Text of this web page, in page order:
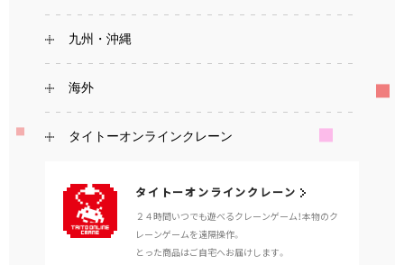
九州・沖縄
海外
タイトーオンラインクレーン
タイトーオンラインクレーン
２４時間いつでも遊べるクレーンゲーム！本物のク
レーンゲームを遠隔操作。
とった商品はご自宅へお届けします。